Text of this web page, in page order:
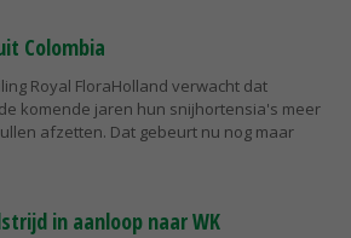
Colombia
Royal FloraHolland verwacht dat
komende jaren hun snijhortensia's meer
afzetten. Dat gebeurt nu nog maar
in aanloop naar WK